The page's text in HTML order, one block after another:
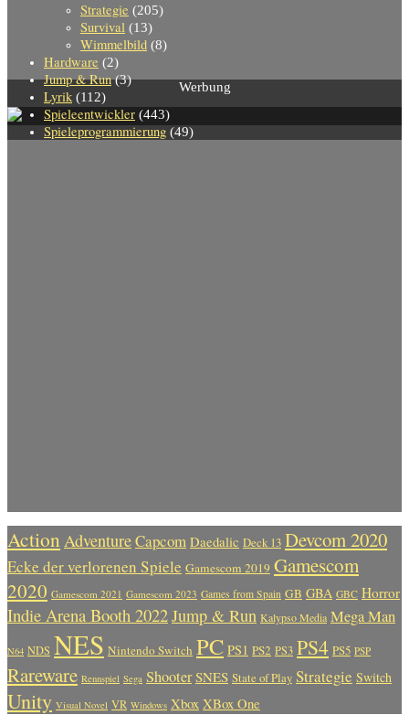
Strategie (205)
Survival (13)
Wimmelbild (8)
Hardware (2)
Jump & Run(3)
Lyrik (112)
Spieleentwickler (443)
Spieleprogrammierung (49)
Werbung
Action AdventureCapcom Daedalic Deck 13 Devcom 2020
Ecke der verlorenen Spiele Gamescom 2019 Gamescom
2020 Gamescom 2021 Gamescom 2023 Games from Spain GB GBA GBC Horror
Indie Arena Booth 2022Jump & Run Kalypso Media Mega Man
N64 NDS NES Nintendo Switch PC PS1 PS2 PS3 PS4 PS5 PSP
Rareware Rennspiel Sega Shooter SNES State of Play Strategie Switch
Unity Visual Novel VR Windows Xbox XBox One